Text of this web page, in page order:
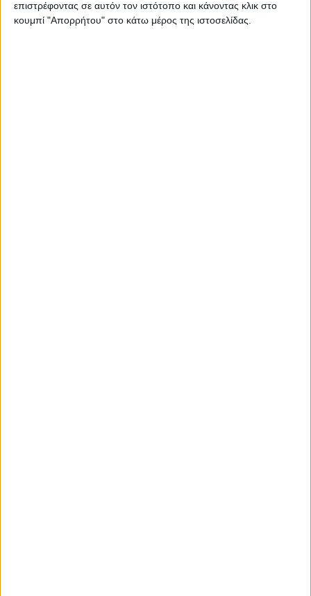
επιστρέφοντας σε αυτόν τον ιστότοπο και κάνοντας κλικ στο
κουμπί "Απορρήτου" στο κάτω μέρος της ιστοσελίδας.